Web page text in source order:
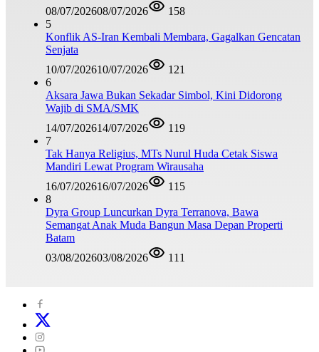
08/07/202608/07/2026
158
5
Konflik AS-Iran Kembali Membara, Gagalkan Gencatan
Senjata
10/07/202610/07/2026
121
6
Aksara Jawa Bukan Sekadar Simbol, Kini Didorong
Wajib di SMA/SMK
14/07/202614/07/2026
119
7
Tak Hanya Religius, MTs Nurul Huda Cetak Siswa
Mandiri Lewat Program Wirausaha
16/07/202616/07/2026
115
8
Dyra Group Luncurkan Dyra Terranova, Bawa
Semangat Anak Muda Bangun Masa Depan Properti
Batam
03/08/202603/08/2026 111